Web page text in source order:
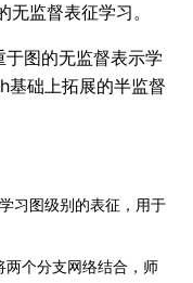
监督表征学习。
图的无监督表示学
础上拓展的半监督
习图级别的表征，用于
个分支网络结合，师